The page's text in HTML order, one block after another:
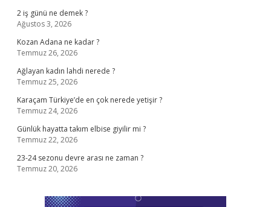
2 iş günü ne demek ?
Ağustos 3, 2026
Kozan Adana ne kadar ?
Temmuz 26, 2026
Ağlayan kadın lahdi nerede ?
Temmuz 25, 2026
Karaçam Türkiye’de en çok nerede yetişir ?
Temmuz 24, 2026
Günlük hayatta takım elbise giyilir mi ?
Temmuz 22, 2026
23-24 sezonu devre arası ne zaman ?
Temmuz 20, 2026